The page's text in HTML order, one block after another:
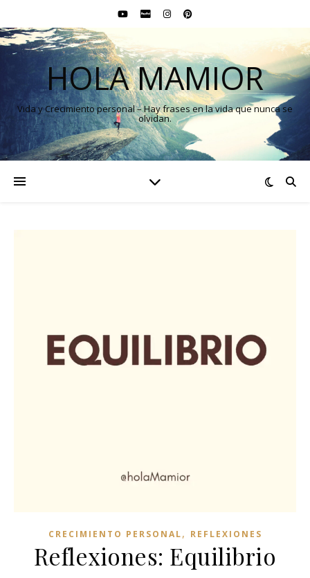
HOLA MAMIOR
Vida y Crecimiento personal – Hay frases en la vida que nunca se
olvidan.
CRECIMIENTO PERSONAL, REFLEXIONES
Reflexiones: Equilibrio